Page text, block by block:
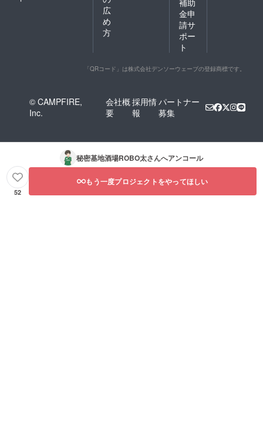
広
め
方
補助
金申
請サ
ポー
ト
「QRコード」は株式会社デンソーウェーブの登録商標です。
© CAMPFIRE,
Inc.
会社概
要
採用情
報
パートナー
募集
秘密基地酒場ROBO太さんへアンコール
52
もう一度プロジェクトをやってほしい